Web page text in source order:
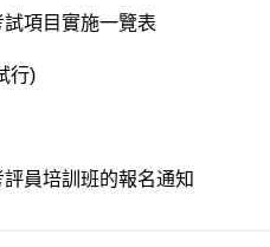
項目實施一覽表
行)
員培訓班的報名通知